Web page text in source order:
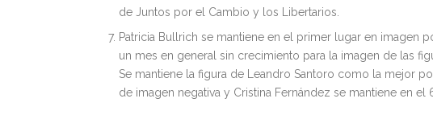
de Juntos por el Cambio y los Libertarios.
Patricia Bullrich se mantiene en el primer lugar en imagen
un mes en general sin crecimiento para la imagen de las
Se mantiene la figura de Leandro Santoro como la mejor
de imagen negativa y Cristina Fernández se mantiene en el